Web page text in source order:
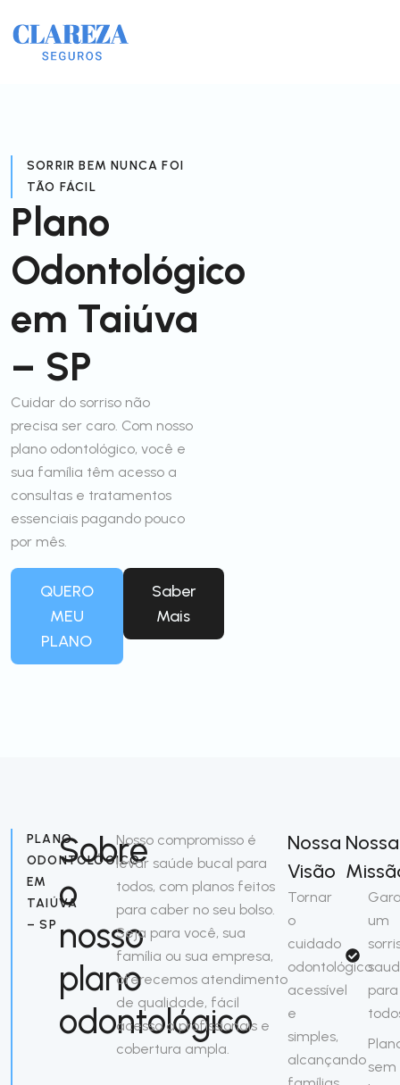
SORRIR BEM NUNCA FOI
TÃO FÁCIL
Plano
Odontológico
em Taiúva
– SP
Cuidar do sorriso não
precisa ser caro. Com nosso
plano odontológico, você e
sua família têm acesso a
consultas e tratamentos
essenciais pagando pouco
por mês.
QUERO
MEU
PLANO
Saber
Mais
PLANO
ODONTOLÓGICO
EM
TAIÚVA
– SP
Sobre
o
nosso
plano
odontológico
Nosso compromisso é
levar saúde bucal para
todos, com planos feitos
para caber no seu bolso.
Seja para você, sua
família ou sua empresa,
oferecemos atendimento
de qualidade, fácil
acesso a profissionais e
cobertura ampla.
Nossa
Visão
Tornar
o
cuidado
odontológico
acessível
e
simples,
alcançando
Nossa
um
para
sem